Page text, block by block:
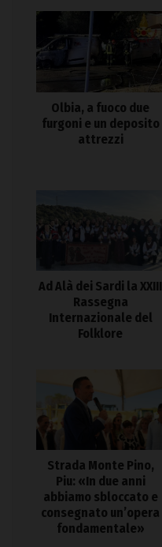
Olbia, a fuoco due
furgoni e un deposito
attrezzi
Ad Alà dei Sardi la XXIII
Rassegna
Internazionale del
Folklore
Strada Monte Pino,
Piu: «In due anni
abbiamo sbloccato e
consegnato un’opera
fondamentale»